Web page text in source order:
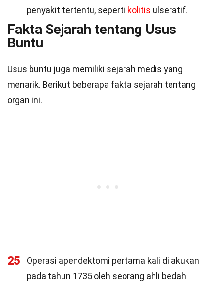
penyakit tertentu, seperti kolitis ulseratif.
Fakta Sejarah tentang Usus
Buntu
Usus buntu juga memiliki sejarah medis yang
menarik. Berikut beberapa fakta sejarah tentang
organ ini.
25
Operasi apendektomi pertama kali dilakukan
pada tahun 1735 oleh seorang ahli bedah